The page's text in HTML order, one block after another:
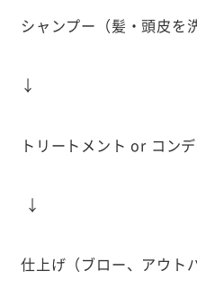
シャンプー（髪・頭皮を
↓
トリートメント or コン
↓
仕上げ（ブロー、アウト